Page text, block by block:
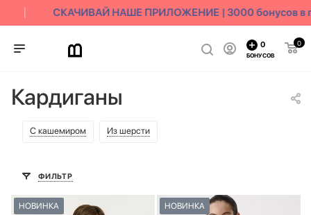
СКАЧИВАЙ НАШЕ ПРИЛОЖЕНИЕ | 3000 бонусов в
0
0
БОНУСОВ
Кардиганы
С кашемиром Из шерсти
ФИЛЬТР
НОВИНКА НОВИНКА